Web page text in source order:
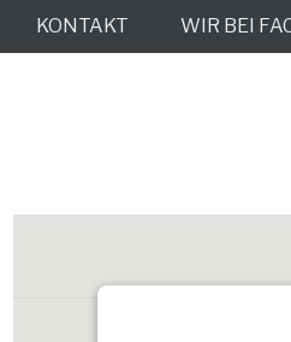
KONTAKT WIR BEI